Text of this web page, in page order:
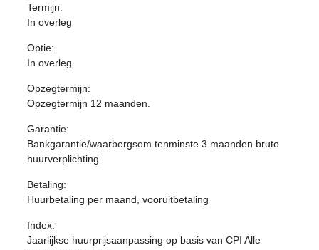
Termijn:
In overleg
Optie:
In overleg
Opzegtermijn:
Opzegtermijn 12 maanden.
Garantie:
Bankgarantie/waarborgsom tenminste 3 maanden bruto
huurverplichting.
Betaling:
Huurbetaling per maand, vooruitbetaling
Index:
Jaarlijkse huurprijsaanpassing op basis van CPI Alle